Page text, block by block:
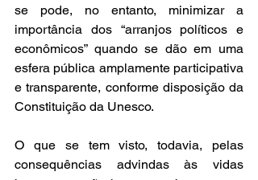
se pode, no entanto, minimizar a
importância dos “arranjos políticos e
econômicos” quando se dão em uma
esfera pública amplamente participativa
e transparente, conforme disposição da
Constituição da Unesco.
O que se tem visto, todavia, pelas
consequências advindas às vidas